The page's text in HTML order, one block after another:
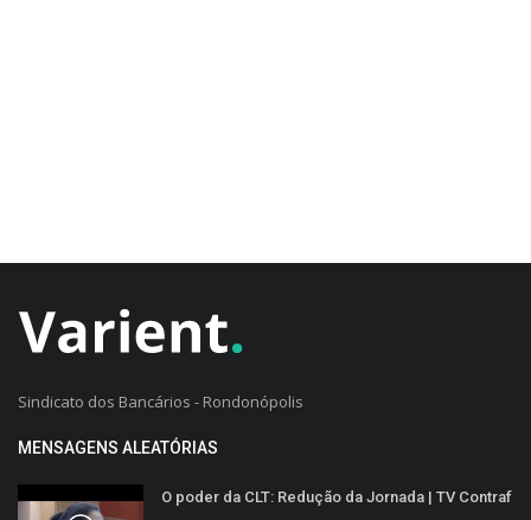
Sindicato dos Bancários - Rondonópolis
MENSAGENS ALEATÓRIAS
O poder da CLT: Redução da Jornada | TV Contraf